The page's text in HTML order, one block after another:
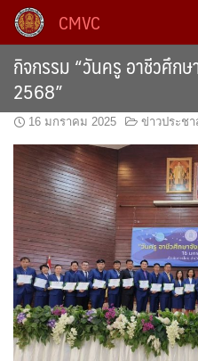
Skip
content
CMVC
กิจกรรม “วันครู อาชีวศึกษ
2568”
16 มกราคม 2025 ข่าวประช